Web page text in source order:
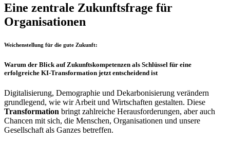
Eine zentrale Zukunftsfrage für
Organisationen
Weichenstellung für die gute Zukunft:
Warum der Blick auf Zukunftskompetenzen als Schlüssel für eine
erfolgreiche KI-Transformation jetzt entscheidend ist
Digitalisierung, Demographie und Dekarbonisierung verändern
grundlegend, wie wir Arbeit und Wirtschaften gestalten. Diese
Transformation bringt zahlreiche Herausforderungen, aber auch
Chancen mit sich, die Menschen, Organisationen und unsere
Gesellschaft als Ganzes betreffen.